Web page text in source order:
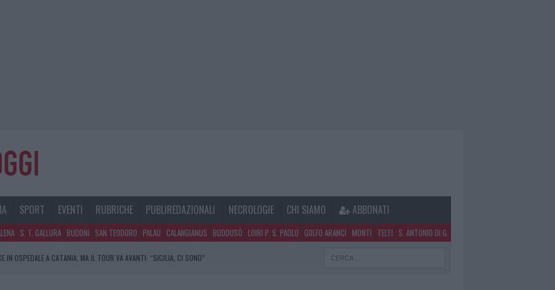
SPORT EVENTI RUBRICHE PUBLIREDAZIONALI NECROLOGIE CHI SIAMO ABBONATI
S. T. GALLURA BUDONI SAN TEODORO PALAU CALANGIANUS BUDDUSÒ LOIRI P. S. PAOLO GOLFO ARANCI MONTI TELTI S. ANTONIO DI G.
PONTE E ALFA: OLBIA OMBELICO DEL MONDO PER UNA NOTTE